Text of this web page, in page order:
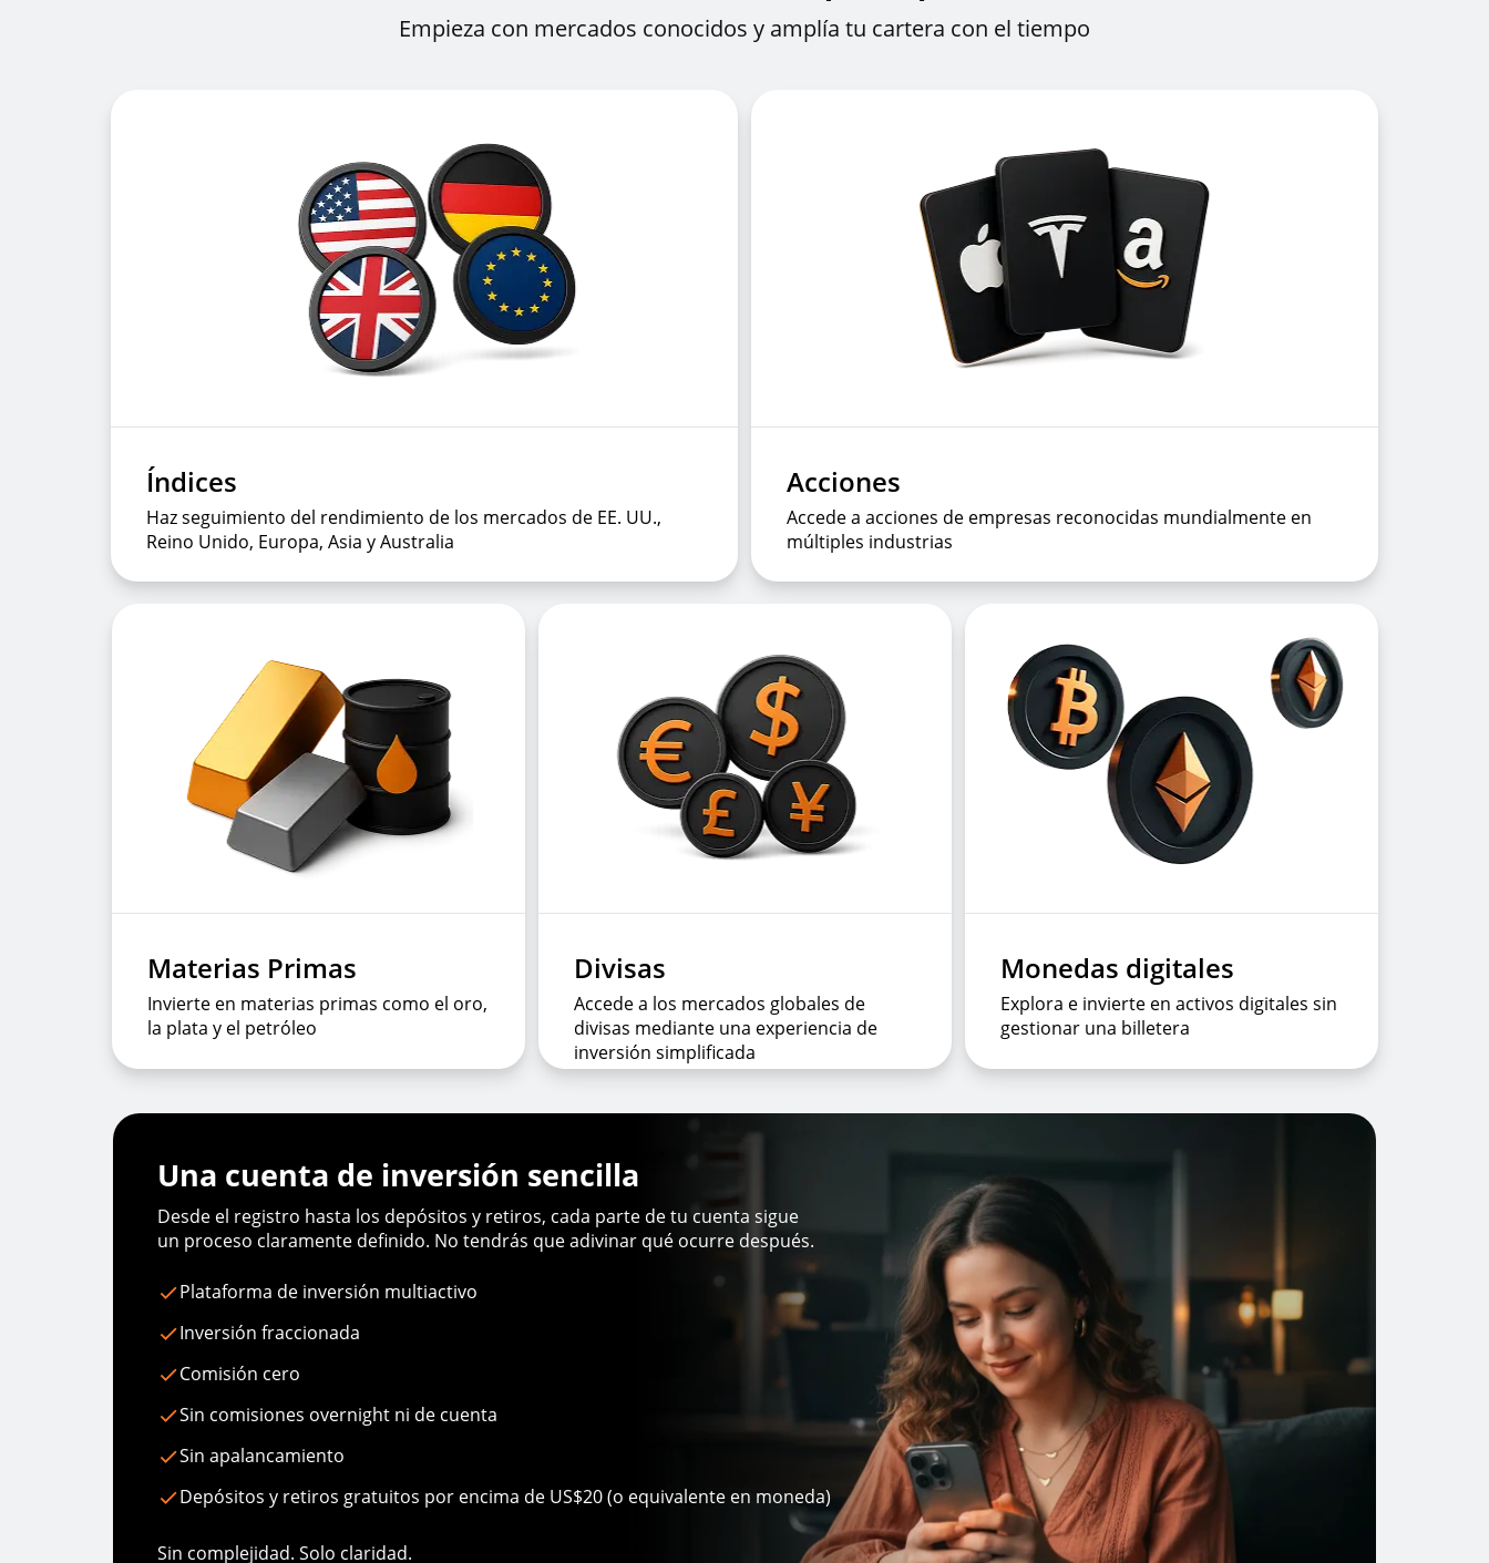
Empieza con mercados conocidos y amplía tu cartera con el tiempo
Índices
Haz seguimiento del rendimiento de los mercados de EE. UU.,
Reino Unido, Europa, Asia y Australia
Acciones
Accede a acciones de empresas reconocidas mundialmente en
múltiples industrias
Materias Primas
Invierte en materias primas como el oro,
la plata y el petróleo
Divisas
Accede a los mercados globales de
divisas mediante una experiencia de
inversión simplificada
Monedas digitales
Explora e invierte en activos digitales sin
gestionar una billetera
Una cuenta de inversión sencilla
Desde el registro hasta los depósitos y retiros, cada parte de tu cuenta sigue
un proceso claramente definido. No tendrás que adivinar qué ocurre después.
Plataforma de inversión multiactivo
Inversión fraccionada
Comisión cero
Sin comisiones overnight ni de cuenta
Sin apalancamiento
Depósitos y retiros gratuitos por encima de US$20 (o equivalente en moneda)
Sin complejidad. Solo claridad.